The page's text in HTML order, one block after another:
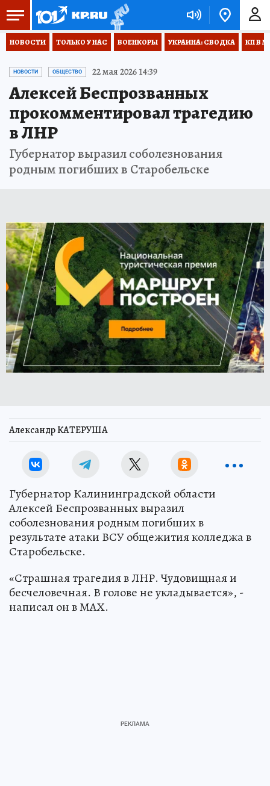
НОВОСТИ ТОЛЬКО У НАС ВОЕНКОРЫ УКРАИНА: СВОДКА КП В
НОВОСТИ ОБЩЕСТВО 22 мая 2026 14:39
Алексей Беспрозванных
прокомментировал трагедию
в ЛНР
Губернатор выразил соболезнования
родным погибших в Старобельске
Александр КАТЕРУША
Губернатор Калининградской области
Алексей Беспрозванных выразил
соболезнования родным погибших в
результате атаки ВСУ общежития колледжа в
Старобельске.
«Страшная трагедия в ЛНР. Чудовищная и
бесчеловечная. В голове не укладывается», -
написал он в МАХ.